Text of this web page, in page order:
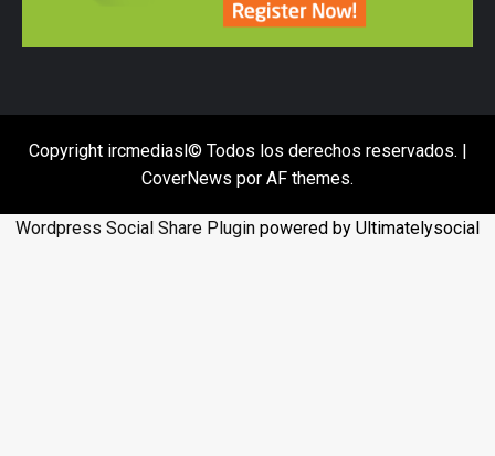
Copyright ircmediasl© Todos los derechos reservados.
CoverNews por AF themes.
Wordpress Social Share Plugin powered by Ultimatelysocial